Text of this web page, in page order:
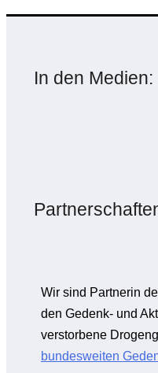
In den Medien:
Wir sind Partnerin
den Gedenk- und
verstorbene
bundesweiten